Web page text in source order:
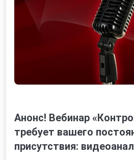
Анонс! Вебинар
требует вашего
присутствия: